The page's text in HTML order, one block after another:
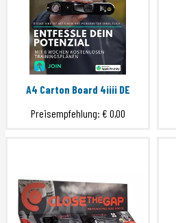
A4 Carton Board 4iiii DE
Preisempfehlung: € 0,00